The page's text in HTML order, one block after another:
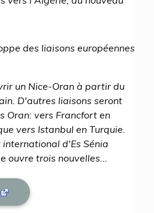
des liaisons européennes
un Nice-Oran à partir du
D'autres liaisons seront
Oran: vers Francfort en
vers Istanbul en Turquie.
d'Es Sénia
ouvre trois nouvelles...